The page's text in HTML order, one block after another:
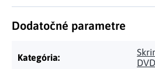
Dodatočné parametre
Kategória:
DVD